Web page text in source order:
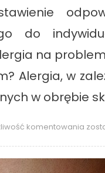
do
na
Alergia, w
w obrębie
komentowania